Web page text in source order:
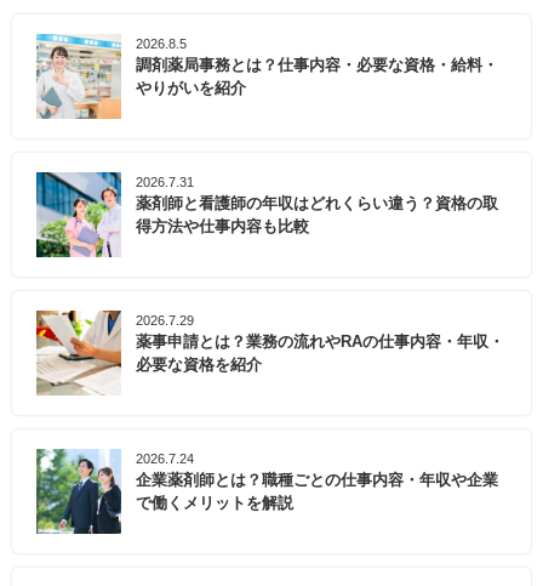
2026.8.5
調剤薬局事務とは？仕事内容・必要な資格・給料・
やりがいを紹介
2026.7.31
薬剤師と看護師の年収はどれくらい違う？資格の取
得方法や仕事内容も比較
2026.7.29
薬事申請とは？業務の流れやRAの仕事内容・年収・
必要な資格を紹介
2026.7.24
企業薬剤師とは？職種ごとの仕事内容・年収や企業
で働くメリットを解説